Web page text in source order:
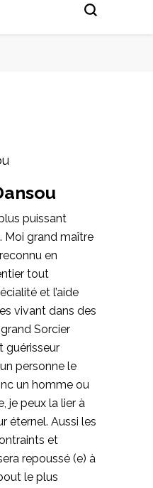
puissant
grand maître
en
tout
et l’aide
vivant dans des
Sorcier
guérisseur
personne le
un homme ou
je peux la lier à
éternel. Aussi les
et
repoussé (e) à
le plus